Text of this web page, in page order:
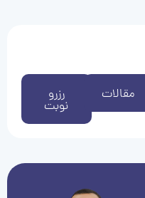
رزرو
نوبت
مقالات